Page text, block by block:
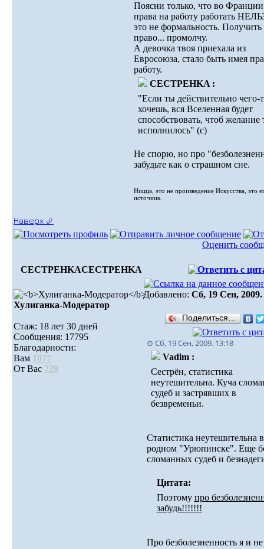
Поясни только, что во Франции
права на работу работать
это не формальность. Получить
право... промолчу.
А девочка твоя приехала из
Евросоюза, стало быть имея
работу.
CECTPEHKA :
"Если ты действительно чего-
хочешь, вся Вселенная будет
способствовать, чтоб желание
исполнилось" (с)
Не спорю, но про
забудьте как о страшном сне.
Ницца, это не произведение Искусства, это
источник.
Наверх ⮵
Оценить
CECTPEHKACECTPEHKA
Хулиганка-Модератор
Стаж: 18 лет 30 дней
Сообщения: 17795
Благодарности:
Вам 1077
От Вас 729
Добавлено: Сб, 19 Сен, 2009.
Поделиться…
⊙ Сб, 19 Сен, 2009. 13:18
Vadim :
Сестрён, статистика
неутешительна. Куча
судеб и застрявших в
безвременьи.
Статистика неутешительна
родном "Урюпинске". Еще
сломанных судеб и
Цитата:
Поэтому про
забудь!!!!!!!
Про безболезненность я и не